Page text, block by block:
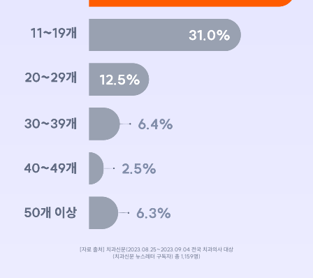
[자료 출처] 치과신문(2023.08.25~2023.09.04 전국 치과의사 대상
(치과신문 뉴스레터 구독자) 총 1,159명)